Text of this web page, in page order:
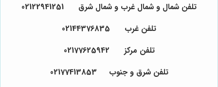
تلفن شمال و شمال غرب و شمال شرق 02122941251
تلفن غرب 02144376835
تلفن مرکز 02177625942
تلفن شرق و جنوب 02177413853